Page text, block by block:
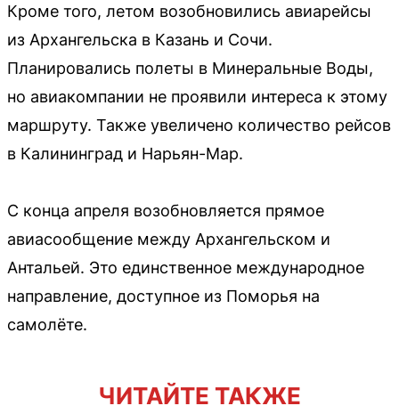
Кроме того, летом возобновились авиарейсы
из Архангельска в Казань и Сочи.
Планировались полеты в Минеральные Воды,
но авиакомпании не проявили интереса к этому
маршруту. Также увеличено количество рейсов
в Калининград и Нарьян-Мар.
С конца апреля возобновляется прямое
авиасообщение между Архангельском и
Антальей. Это единственное международное
направление, доступное из Поморья на
самолёте.
ЧИТАЙТЕ ТАКЖЕ